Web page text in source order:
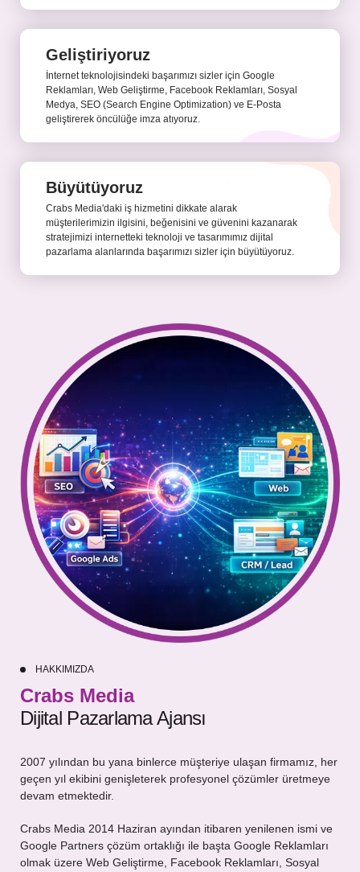
Geliştiriyoruz
İnternet teknolojisindeki başarımızı sizler için Google
Reklamları, Web Geliştirme, Facebook Reklamları, Sosyal
Medya, SEO (Search Engine Optimization) ve E-Posta
geliştirerek öncülüğe imza atıyoruz.
Büyütüyoruz
Crabs Media'daki iş hizmetini dikkate alarak
müşterilerimizin ilgisini, beğenisini ve güvenini kazanarak
stratejimizi internetteki teknoloji ve tasarımımız dijital
pazarlama alanlarında başarımızı sizler için büyütüyoruz.
HAKKIMIZDA
Crabs Media
Dijital Pazarlama Ajansı
2007 yılından bu yana binlerce müşteriye ulaşan firmamız, her
geçen yıl ekibini genişleterek profesyonel çözümler üretmeye
devam etmektedir.
Crabs Media 2014 Haziran ayından itibaren yenilenen ismi ve
Google Partners çözüm ortaklığı ile başta Google Reklamları
olmak üzere Web Geliştirme, Facebook Reklamları, Sosyal